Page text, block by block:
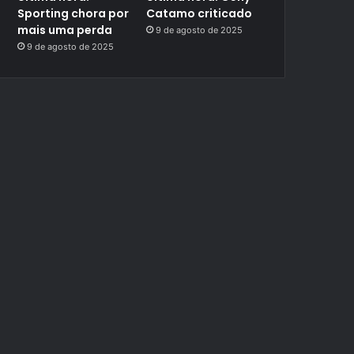
Sporting chora por
mais uma perda
9 de agosto de 2025
Catamo criticado
9 de agosto de 2025